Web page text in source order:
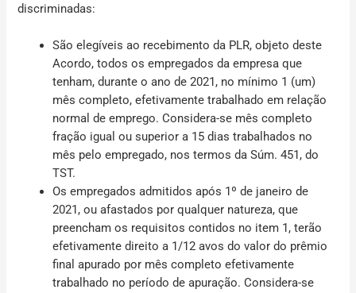
discriminadas:
São elegíveis ao recebimento da PLR, objeto deste
Acordo, todos os empregados da empresa que
tenham, durante o ano de 2021, no mínimo 1 (um)
mês completo, efetivamente trabalhado em relação
normal de emprego. Considera-se mês completo
fração igual ou superior a 15 dias trabalhados no
mês pelo empregado, nos termos da Súm. 451, do
TST.
Os empregados admitidos após 1º de janeiro de
2021, ou afastados por qualquer natureza, que
preencham os requisitos contidos no item 1, terão
efetivamente direito a 1/12 avos do valor do prêmio
final apurado por mês completo efetivamente
trabalhado no período de apuração. Considera-se